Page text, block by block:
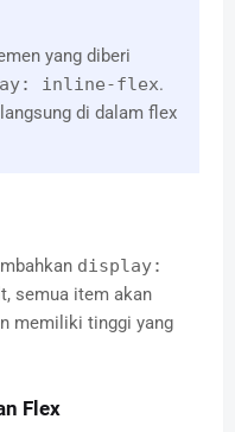
yang diberi
inline-flex.
di dalam flex
display:
semua item akan
memiliki tinggi yang
Flex